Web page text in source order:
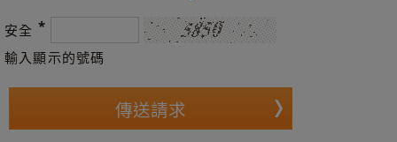
安全 *
輸入顯示的號碼